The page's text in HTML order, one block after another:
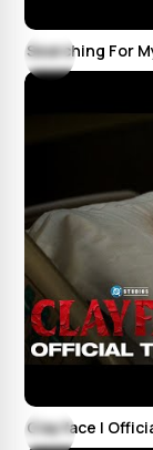
Searching For
Clayface |